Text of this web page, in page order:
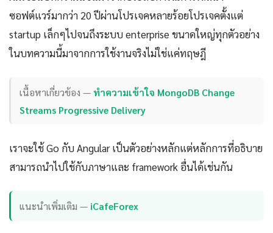
ซอฟต์แวร์มากว่า 20 ปีผ่านโปรเจคหลายร้อยโปรเจคตั้งแต่
startup เล็กๆไปจนถึงระบบ enterprise ขนาดใหญ่ทุกตัวอย่าง
ในบทความนี้มาจากการใช้งานจริงไม่ใช่แค่ทฤษฎี
เนื้อหาเกี่ยวข้อง — ทำความเข้าใจ MongoDB Change
Streams Progressive Delivery
เราจะใช้ Go กับ Angular เป็นตัวอย่างหลักแต่หลักการที่อธิบาย
สามารถนำไปใช้กับภาษาและ framework อื่นได้เช่นกัน
แนะนำเพิ่มเติม — iCafeForex